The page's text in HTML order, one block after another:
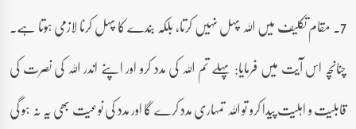
7۔ مقام تکلیف میں اللہ پہل نہیں کرتا، بلکہ بندے کا پہل کرنا لازمی ہوتا ہے۔
چنانچہ اس آیت میں فرمایا: پہلے تم اللہ کی مدد کرو اور اپنے اندر اللہ کی نصرت کی
قابلیت و اہلیت پیدا کرو تو اللہ تمہاری مدد کرے گا اور مدد کی نوعیت بھی یہ نہ ہو گی